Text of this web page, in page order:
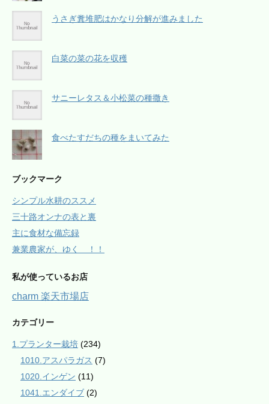
うさぎ糞堆肥はかなり分解が進みました
白菜の菜の花を収穫
サニーレタス＆小松菜の種撒き
食べたすだちの種をまいてみた
ブックマーク
シンプル水耕のススメ
三十路オンナの表と裏
主に食材な備忘録
兼業農家が、ゆく ！！
私が使っているお店
charm 楽天市場店
カテゴリー
1.プランター栽培 (234)
1010.アスパラガス (7)
1020.インゲン (11)
1041.エンダイブ (2)